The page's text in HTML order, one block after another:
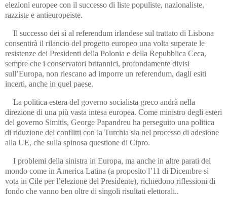
elezioni europee con il successo di liste populiste, nazionaliste,
razziste e antieuropeiste.
Il successo dei sì al referendum irlandese sul trattato di Lisbona
consentirà il rilancio del progetto europeo una volta superate le
resistenze dei Presidenti della Polonia e della Repubblica Ceca,
sempre che i conservatori britannici, profondamente divisi
sull’Europa, non riescano ad imporre un referendum, dagli esiti
incerti, anche in quel paese.
La politica estera del governo socialista greco andrà nella
direzione di una più vasta intesa europea. Come ministro degli esteri
del governo Simitis, George Papandreu ha perseguito una politica
di riduzione dei conflitti con la Turchia sia nel processo di adesione
alla UE, che sulla spinosa questione di Cipro.
I problemi della sinistra in Europa, ma anche in altre parati del
mondo come in America Latina (a proposito l’11 di Dicembre si
vota in Cile per l’elezione del Presidente), richiedono riflessioni di
fondo che vanno ben oltre di singoli risultati elettorali..